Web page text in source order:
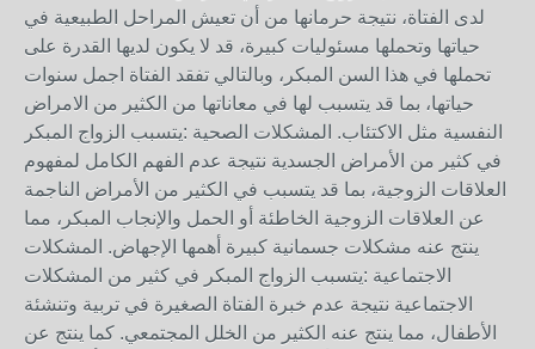
لدى الفتاة، نتيجة حرمانها من أن تعيش المراحل الطبيعية في
حياتها وتحملها مسئوليات كبيرة، قد لا يكون لديها القدرة على
تحملها في هذا السن المبكر، وبالتالي تفقد الفتاة اجمل سنوات
حياتها، بما قد يتسبب لها في معاناتها من الكثير من الامراض
النفسية مثل الاكتئاب. المشكلات الصحية :يتسبب الزواج المبكر
في كثير من الأمراض الجسدية نتيجة عدم الفهم الكامل لمفهوم
العلاقات الزوجية، بما قد يتسبب في الكثير من الأمراض الناجمة
عن العلاقات الزوجية الخاطئة أو الحمل والإنجاب المبكر، مما
ينتج عنه مشكلات جسمانية كبيرة أهمها الإجهاض. المشكلات
الاجتماعية :يتسبب الزواج المبكر في كثير من المشكلات
الاجتماعية نتيجة عدم خبرة الفتاة الصغيرة في تربية وتنشئة
الأطفال، مما ينتج عنه الكثير من الخلل المجتمعي. كما ينتج عن